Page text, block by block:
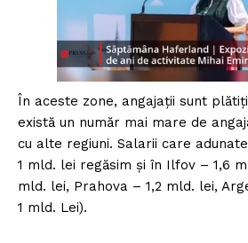
În aceste zone, angajaţii sunt
există un număr mai mare de
cu alte regiuni. Salarii care
1 mld. lei regăsim şi în Ilfov – 1,6
mld. lei, Prahova – 1,2 mld. lei,
1 mld. Lei).